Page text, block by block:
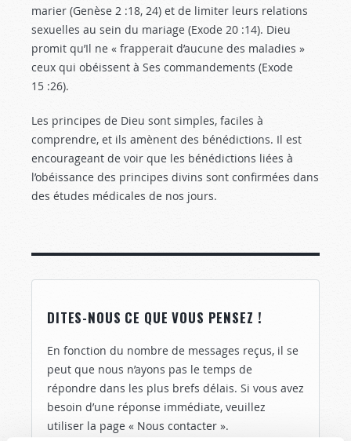
marier (Genèse 2 :18, 24) et de limiter leurs relations
sexuelles au sein du mariage (Exode 20 :14). Dieu
promit qu’Il ne « frapperait d’aucune des maladies »
ceux qui obéissent à Ses commandements (Exode
15 :26).
Les principes de Dieu sont simples, faciles à
comprendre, et ils amènent des bénédictions. Il est
encourageant de voir que les bénédictions liées à
l’obéissance des principes divins sont confirmées dans
des études médicales de nos jours.
DITES-NOUS CE QUE VOUS PENSEZ !
En fonction du nombre de messages reçus, il se
peut que nous n’ayons pas le temps de
répondre dans les plus brefs délais. Si vous avez
besoin d’une réponse immédiate, veuillez
utiliser la page « Nous contacter ».